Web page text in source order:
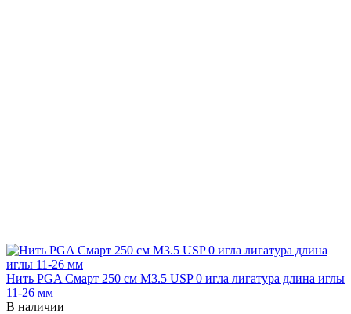
Нить PGA Смарт 250 см М3.5 USP 0 игла лигатура длина иглы
11-26 мм
В наличии